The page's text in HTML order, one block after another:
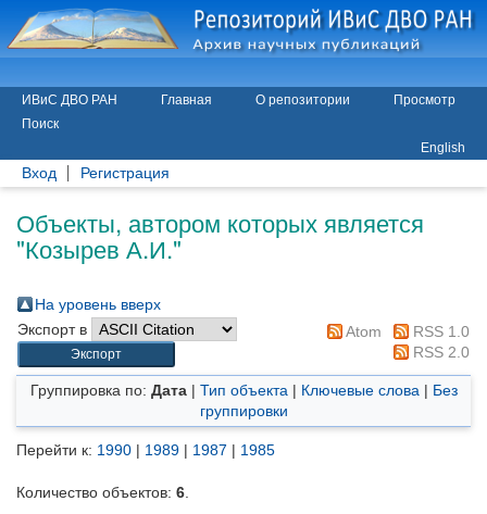
ИВиС ДВО РАН Главная О репозитории
Просмотр
Поиск
English
Вход Регистрация
Объекты, автором которых является
"Козырев А.И."
На уровень вверх
Экспорт в
Atom
RSS 1.0
RSS 2.0
Группировка по: Дата| Тип объекта | Ключевые слова | Без
группировки
Перейти к: 1990 | 1989 | 1987 | 1985
Количество объектов: 6